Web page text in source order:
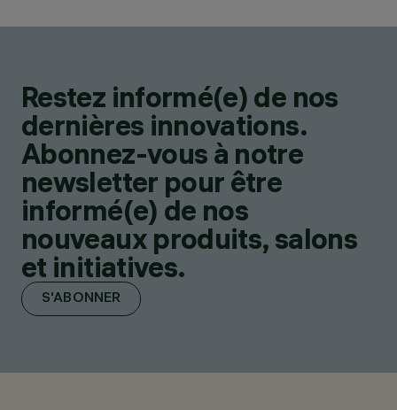
Restez informé(e) de nos
dernières innovations.
Abonnez-vous à notre
newsletter pour être
informé(e) de nos
nouveaux produits, salons
et initiatives.
S'ABONNER